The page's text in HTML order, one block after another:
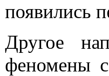
появились
Другое
феномены